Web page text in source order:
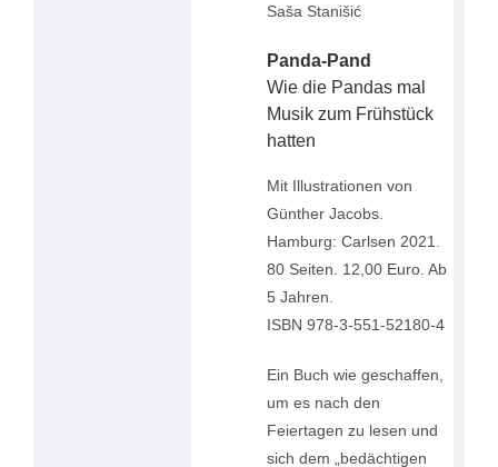
Saša Stanišić
Panda-Pand
Wie die Pandas mal
Musik zum Frühstück
hatten
Mit Illustrationen von
Günther Jacobs.
Hamburg: Carlsen 2021.
80 Seiten. 12,00 Euro. Ab
5 Jahren.
ISBN 978-3-551-52180-4
Ein Buch wie geschaffen,
um es nach den
Feiertagen zu lesen und
sich dem „bedächtigen